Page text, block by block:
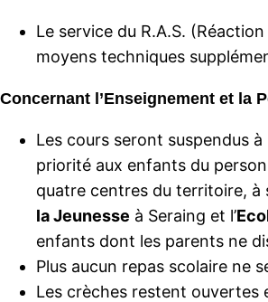
Le service du R.A.S.
moyens techniques
Concernant l’Enseignement et la
Les cours seront suspendus
priorité aux enfants du
quatre centres du territoire, à
la Jeunesse à Seraing et l’
enfants dont les parents ne
Plus aucun repas scolaire ne
Les crèches restent ouvertes